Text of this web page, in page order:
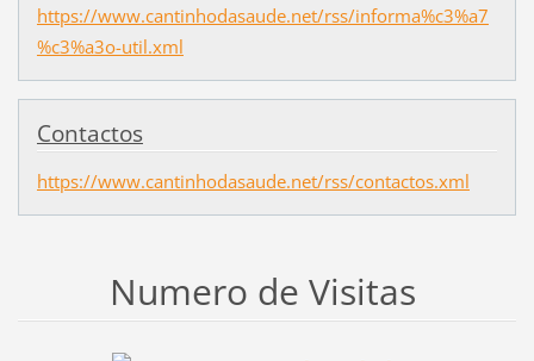
https://www.cantinhodasaude.net/rss/informa%c3%a7
%c3%a3o-util.xml
Contactos
https://www.cantinhodasaude.net/rss/contactos.xml
Numero de Visitas